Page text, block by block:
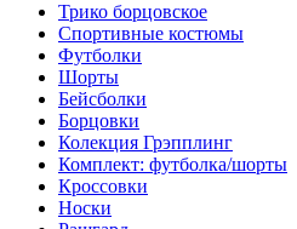
Трико борцовское
Спортивные костюмы
Футболки
Шорты
Бейсболки
Борцовки
Колекция Грэпплинг
Комплект: футболка/шорты
Кроссовки
Носки